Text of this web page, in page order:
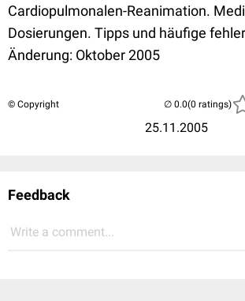
Cardiopulmonalen-Reanimation.
Dosierungen. Tipps und häufige
Änderung: Oktober 2005
© Copyright
25.11.2005
(0 ratings)
Feedback
Write a comment...